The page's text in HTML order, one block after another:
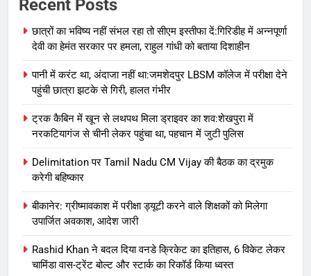
Recent Posts
छात्रों का भविष्य नहीं संभल रहा तो सीएम इस्तीफा दें:गिरिडीह में अन्नपूर्णा
देवी का हेमंत सरकार पर हमला, राहुल गांधी को बताया दिशाहीन
पानी में करंट था, अंदाजा नहीं था:जमशेदपुर LBSM कॉलेज में परीक्षा देने
पहुंची छात्रा झटके से गिरी, हालत गंभीर
ट्रक कैबिन में खून से लथपथ मिला ड्राइवर का शव:शेखपुरा में
नरकटियागंज से चीनी लेकर पहुंचा था, पहचान में जुटी पुलिस
Delimitation पर Tamil Nadu CM Vijay की बैठक का द्रमुक
करेगी बहिष्कार
बीकानेर: ग्रीष्मावकाश में परीक्षा ड्यूटी करने वाले शिक्षकों को मिलेगा
उपार्जित अवकाश, आदेश जारी
Rashid Khan ने बदल दिया वनडे क्रिकेट का इतिहास, 6 विकेट लेकर
चामिंडा वास-ट्रेंट बोल्ट और स्टार्क का रिकॉर्ड किया ध्वस्त